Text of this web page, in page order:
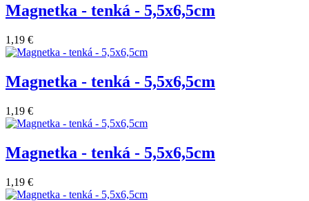
Magnetka - tenká - 5,5x6,5cm
1,19 €
Magnetka - tenká - 5,5x6,5cm
1,19 €
Magnetka - tenká - 5,5x6,5cm
1,19 €